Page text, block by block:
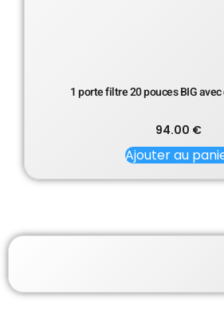
1 porte filtre 20 pouces BIG
94.00 €
Ajouter au